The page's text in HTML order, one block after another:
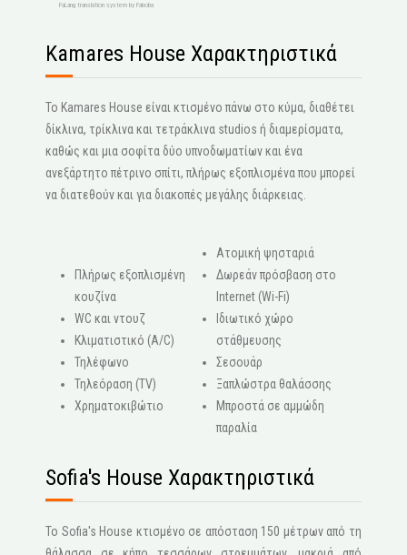
FaLang translation system by Faboba
Kamares House Χαρακτηριστικά
Το Kamares House είναι κτισμένο πάνω στο κύμα, διαθέτει
δίκλινα, τρίκλινα και τετράκλινα studios ή διαμερίσματα,
καθώς και μια σοφίτα δύο υπνοδωματίων και ένα
ανεξάρτητο πέτρινο σπίτι, πλήρως εξοπλισμένα που μπορεί
να διατεθούν και για διακοπές μεγάλης διάρκειας.
Πλήρως εξοπλισμένη
κουζίνα
WC και ντουζ
Κλιματιστικό (A/C)
Τηλέφωνο
Τηλεόραση (ΤV)
Χρηματοκιβώτιο
Ατομική ψησταριά
Δωρεάν πρόσβαση στο
Internet (Wi-Fi)
Ιδιωτικό χώρο
στάθμευσης
Σεσουάρ
Ξαπλώστρα θαλάσσης
Μπροστά σε αμμώδη
παραλία
Sofia's House Χαρακτηριστικά
Το Sofia's House κτισμένο σε απόσταση 150 μέτρων από τη